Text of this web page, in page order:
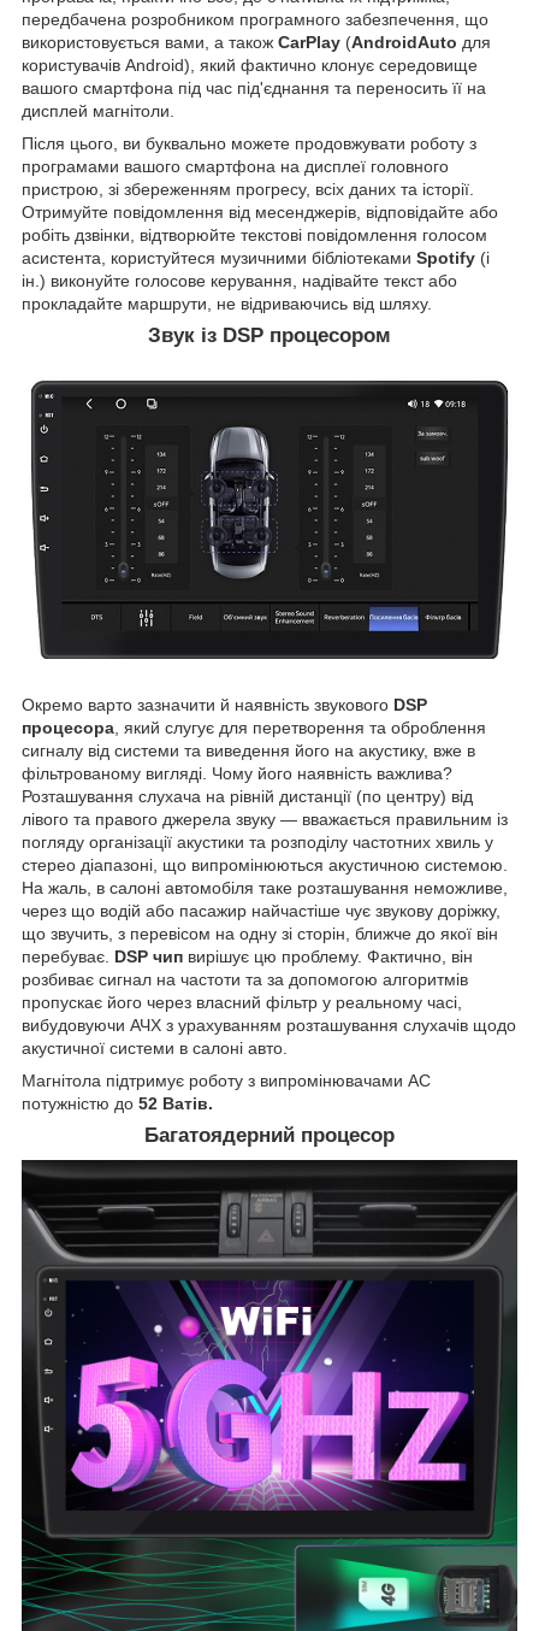
передбачена розробником програмного забезпечення, що
використовується вами, а також CarPlay (AndroidAuto для
користувачів Android), який фактично клонує середовище
вашого смартфона під час під'єднання та переносить її на
дисплей магнітоли.
Після цього, ви буквально можете продовжувати роботу з
програмами вашого смартфона на дисплеї головного
пристрою, зі збереженням прогресу, всіх даних та історії.
Отримуйте повідомлення від месенджерів, відповідайте або
робіть дзвінки, відтворюйте текстові повідомлення голосом
асистента, користуйтеся музичними бібліотеками Spotify (і
ін.) виконуйте голосове керування, надівайте текст або
прокладайте маршрути, не відриваючись від шляху.
Звук із DSP процесором
Окремо варто зазначити й наявність звукового DSP
процесора , який слугує для перетворення та оброблення
сигналу від системи та виведення його на акустику, вже в
фільтрованому вигляді. Чому його наявність важлива?
Розташування слухача на рівній дистанції (по центру) від
лівого та правого джерела звуку — вважається правильним із
погляду організації акустики та розподілу частотних хвиль у
стерео діапазоні, що випромінюються акустичною системою.
На жаль, в салоні автомобіля таке розташування неможливе,
через що водій або пасажир найчастіше чує звукову доріжку,
що звучить, з перевісом на одну зі сторін, ближче до якої він
перебуває. DSP чип вирішує цю проблему. Фактично, він
розбиває сигнал на частоти та за допомогою алгоритмів
пропускає його через власний фільтр у реальному часі,
вибудовуючи АЧХ з урахуванням розташування слухачів щодо
акустичної системи в салоні авто.
Магнітола підтримує роботу з випромінювачами АС
потужністю до 52 Ватів.
Багатоядерний процесор